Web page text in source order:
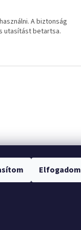
Elfogadom
A biztonság
utasítást betartsa.